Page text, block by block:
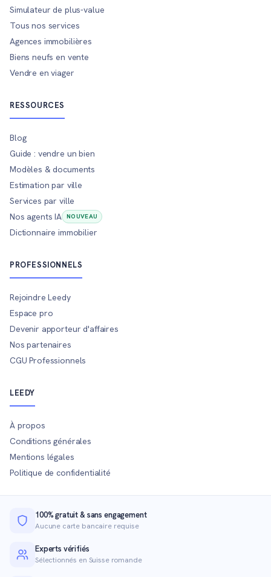
Simulateur de plus-value
Tous nos services
Agences immobilières
Biens neufs en vente
Vendre en viager
RESSOURCES
Blog
Guide : vendre un bien
Modèles & documents
Estimation par ville
Services par ville
Nos agents IA
NOUVEAU
Dictionnaire immobilier
PROFESSIONNELS
Rejoindre Leedy
Espace pro
Devenir apporteur d'affaires
Nos partenaires
CGU Professionnels
LEEDY
À propos
Conditions générales
Mentions légales
Politique de confidentialité
100% gratuit & sans engagement
Aucune carte bancaire requise
Experts vérifiés
Sélectionnés en Suisse romande